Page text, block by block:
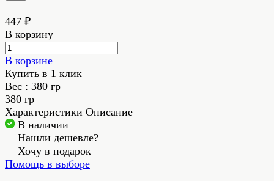
447 ₽
В корзину
В корзине
Купить в 1 клик
Вес : 380 гр
380 гр
Характеристики Описание
В наличии
Нашли дешевле?
Хочу в подарок
Помощь в выборе